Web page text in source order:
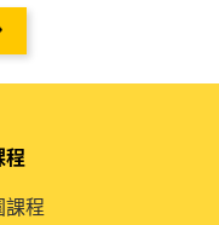
程
程